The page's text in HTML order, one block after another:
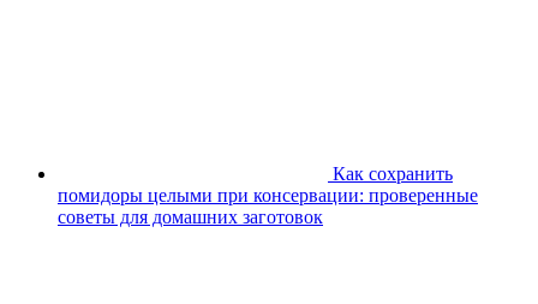
Как сохранить
помидоры целыми при консервации: проверенные
советы для домашних заготовок